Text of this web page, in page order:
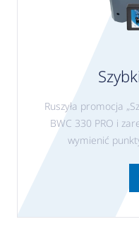
Ruszyła promocja
BWC 330 PRO i
wymienić